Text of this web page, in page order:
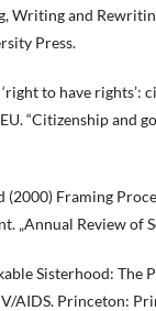
Writing and
Press.
to have rights’:
“Citizenship and
Framing
„Annual Review of
Sisterhood: The
AIDS. Princeton: